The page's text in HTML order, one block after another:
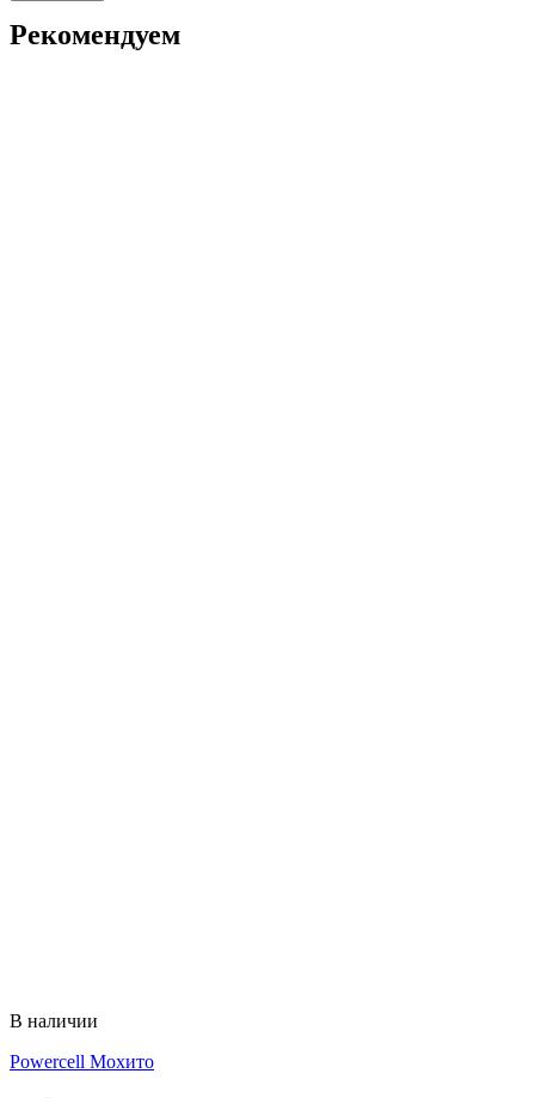
Рекомендуем
В наличии
Powercell Мохито